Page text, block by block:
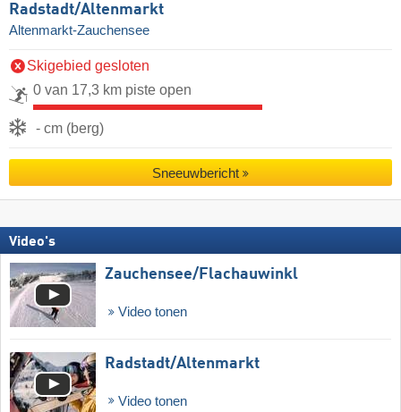
Radstadt/​Altenmarkt
Altenmarkt-Zauchensee
Skigebied gesloten
0 van 17,3 km piste open
- cm (berg)
Sneeuwbericht
Video's
Zauchensee/​Flachauwinkl
Video tonen
Radstadt/​Altenmarkt
Video tonen